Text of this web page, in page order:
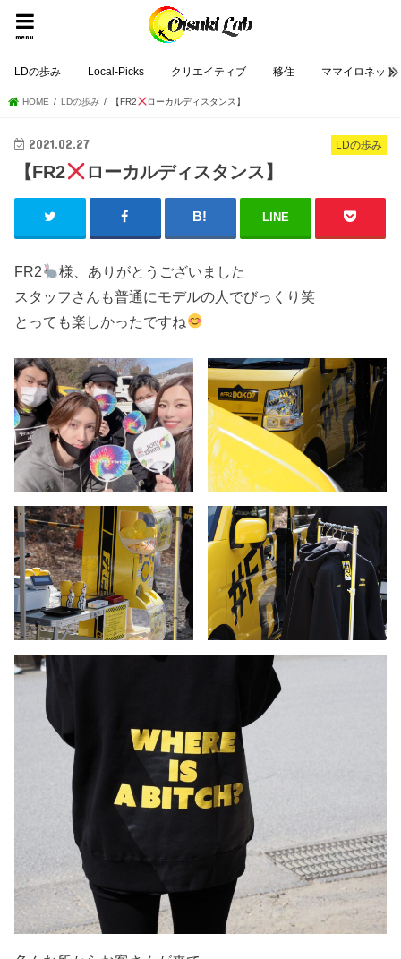
menu
LDの歩み Local-Picks クリエイティブ 移住 ママイロネット
HOME LDの歩み 【FR2 ローカルディスタンス】
LDの歩み
2021.02.27
【FR2 ローカルディスタンス】
LINE
FR2
様、ありがとうございました
スタッフさんも普通にモデルの人でびっくり笑
とっても楽しかったですね